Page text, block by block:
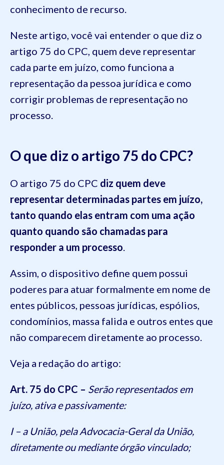
conhecimento de recurso.
Neste artigo, você vai entender o que diz o
artigo 75 do CPC, quem deve representar
cada parte em juízo, como funciona a
representação da pessoa jurídica e como
corrigir problemas de representação no
processo.
O que diz o artigo 75 do CPC?
O artigo 75 do CPC diz quem deve
representar determinadas partes em juízo,
tanto quando elas entram com uma ação
quanto quando são chamadas para
responder a um processo.
Assim, o dispositivo define quem possui
poderes para atuar formalmente em nome de
entes públicos, pessoas jurídicas, espólios,
condomínios, massa falida e outros entes que
não comparecem diretamente ao processo.
Veja a redação do artigo:
Art. 75 do CPC – Serão representados em
juízo, ativa e passivamente:
I – a União, pela Advocacia-Geral da União,
diretamente ou mediante órgão vinculado;